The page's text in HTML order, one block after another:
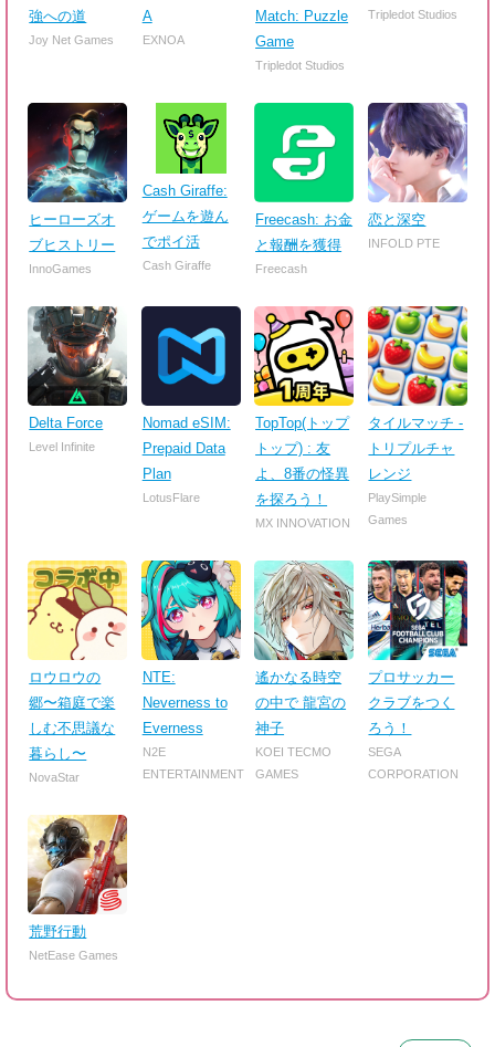
強への道
Joy Net Games
A
EXNOA
Match: Puzzle
Game
Tripledot Studios
Tripledot Studios
ヒーローズオ
ブヒストリー
InnoGames
Cash Giraffe:
ゲームを遊ん
でポイ活
Cash Giraffe
Freecash: お金
と報酬を獲得
Freecash
恋と深空
INFOLD PTE
Delta Force
Level Infinite
Nomad eSIM:
Prepaid Data
Plan
LotusFlare
TopTop(トップ
トップ) : 友
よ、8番の怪異
を探ろう！
MX INNOVATION
タイルマッチ -
トリプルチャ
レンジ
PlaySimple
Games
ロウロウの
郷〜箱庭で楽
しむ不思議な
暮らし〜
NovaStar
NTE:
Neverness to
Everness
N2E
ENTERTAINMENT
遙かなる時空
の中で 龍宮の
神子
KOEI TECMO
GAMES
プロサッカー
クラブをつく
ろう！
SEGA
CORPORATION
荒野行動
NetEase Games